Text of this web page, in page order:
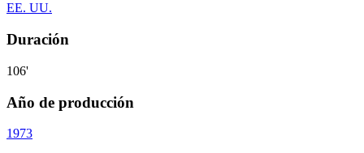
EE. UU.
Duración
106'
Año de producción
1973